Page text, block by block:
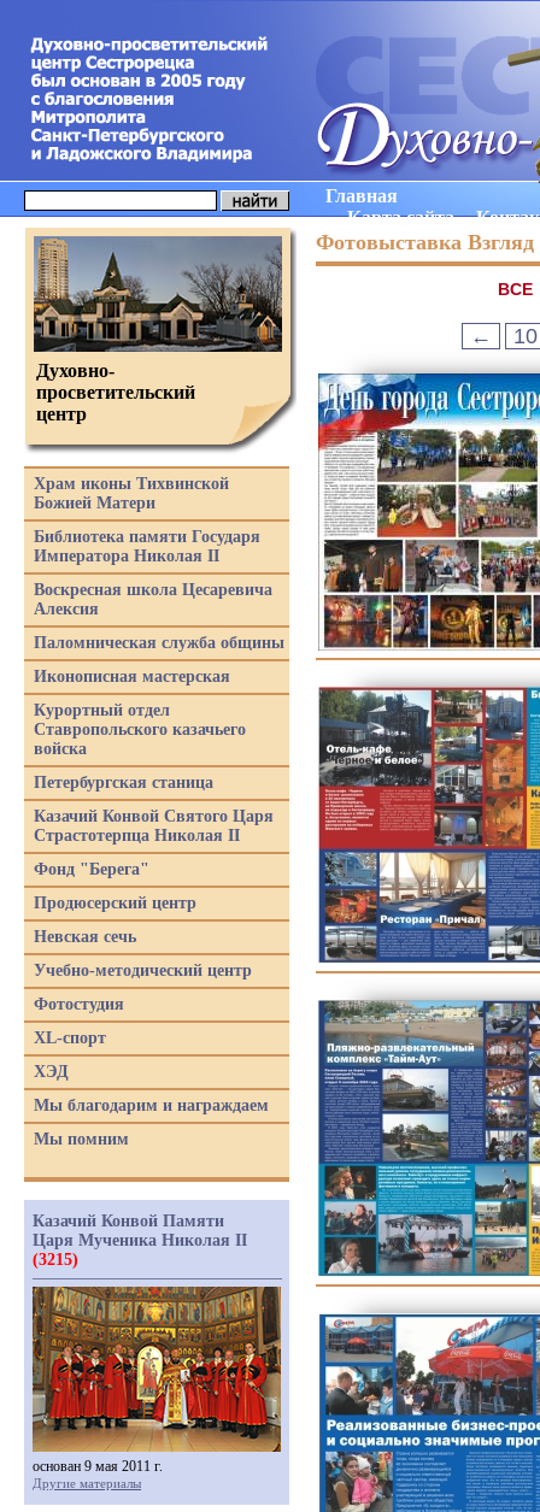
Главная
Карта сайта
Фотовыставка Взгляд
ВCE
← 10
Духовно-
просветительский
центр
Храм иконы Тихвинской
Божией Матери
Библиотека памяти Государя
Императора Николая II
Воскресная школа Цесаревича
Алексия
Паломническая служба общины
Иконописная мастерская
Курортный отдел
Ставропольского казачьего
войска
Петербургская станица
Казачий Конвой Святого Царя
Страстотерпца Николая II
Фонд "Берега"
Продюсерский центр
Невская сечь
Учебно-методический центр
Фотостудия
XL-спорт
ХЭД
Мы благодарим и награждаем
Мы помним
Казачий Конвой Памяти
Царя Мученика Николая II
(3215)
основан 9 мая 2011 г.
Другие материалы